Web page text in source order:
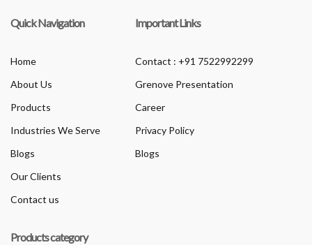
Quick Navigation
Home
About Us
Products
Industries We Serve
Blogs
Our Clients
Contact us
Important Links
Contact : +91 7522992299
Grenove Presentation
Career
Privacy Policy
Blogs
Products category